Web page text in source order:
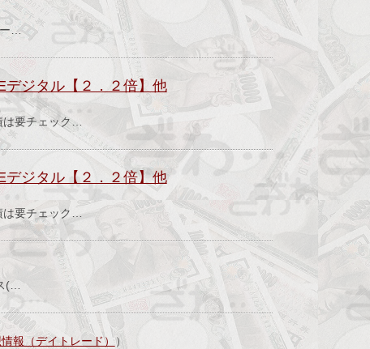
ー…
デジタル【２．２倍】他
要チェック…
デジタル【２．２倍】他
は要チェック…
(…
報（デイトレード））